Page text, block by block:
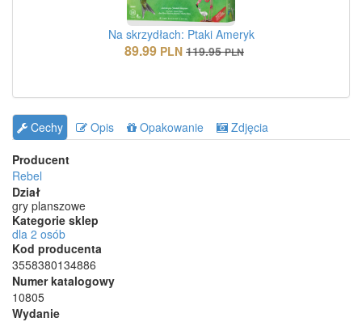
Na skrzydłach: Ptaki Ameryk
89.99 PLN 119.95 PLN
Cechy Opis Opakowanie
Zdjęcia
Producent
Rebel
Dział
gry planszowe
Kategorie sklep
dla 2 osób
Kod producenta
3558380134886
Numer katalogowy
10805
Wydanie